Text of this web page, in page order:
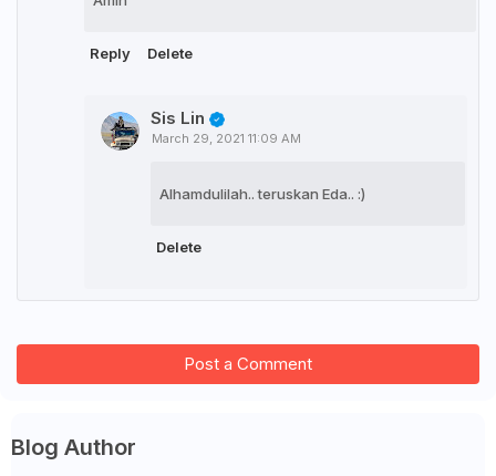
Reply Delete
Sis Lin
March 29, 2021 11:09 AM
Alhamdulilah.. teruskan Eda.. :)
Delete
Post a Comment
Blog Author